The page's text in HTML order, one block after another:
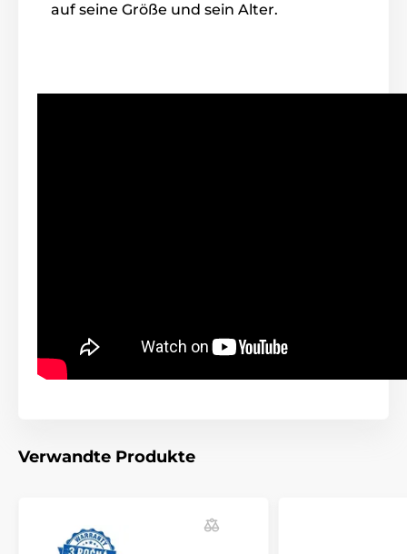
gewährleistet problemlos Komfort für
ergonomische Form. Dadurch ist es für Hunde sehr
angenehm zu tragen und es fällt ihnen leichter, sich
auf seine Größe und sein Alter.
Verwandte Produkte